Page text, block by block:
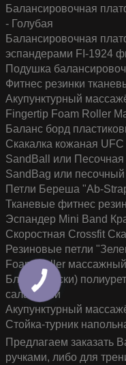
Балансировочная
- Голубая
Балансировочная
эспандерами FI-1924
Подушка
Фитнес резинки
Акупунктурный
Fingertip Foam Roller
Баланс борд
Скакалка кожаная
SandBall или Песочная
SandBag или
Петли Береша "Ab-
Тканевые фитнес
Эспандер Mini Band
Скоростная Crossfit
Резиновые петли
Foam Roller
Блины (диски)
салатовый
Акупунктурный
Стойка-турник
Предлагаем заказать
ручками, либо для